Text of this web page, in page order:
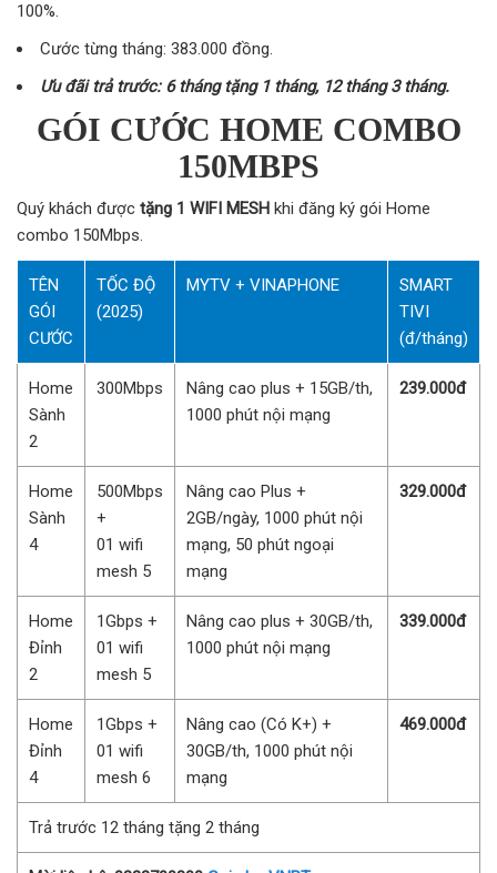
100%.
Cước từng tháng: 383.000 đồng.
Ưu đãi trả trước: 6 tháng tặng 1 tháng, 12 tháng 3 tháng.
GÓI CƯỚC HOME COMBO
150MBPS
Quý khách được tặng 1 WIFI MESH khi đăng ký gói Home
combo 150Mbps.
TÊN
GÓI
CƯỚC
TỐC ĐỘ
(2025)
MYTV + VINAPHONE
SMART
TIVI
(đ/tháng)
Home
Sành
2
300Mbps
Nâng cao plus + 15GB/th,
1000 phút nội mạng
239.000đ
Home
Sành
4
500Mbps
+
01 wifi
mesh 5
Nâng cao Plus +
2GB/ngày, 1000 phút nội
mạng, 50 phút ngoại
mạng
329.000đ
Home
Đỉnh
2
1Gbps +
01 wifi
mesh 5
Nâng cao plus + 30GB/th,
1000 phút nội mạng
339.000đ
Home
Đỉnh
4
1Gbps +
01 wifi
mesh 6
Nâng cao (Có K+) +
30GB/th, 1000 phút nội
mạng
469.000đ
Trả trước 12 tháng tặng 2 tháng